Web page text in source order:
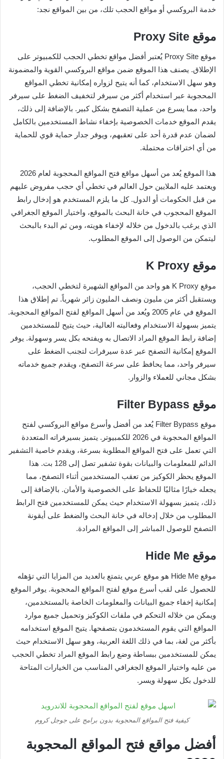
خدمة البروكسي أو مواقع الحجب تلك، من بين المواقع نجد:
موقع Proxy Site
موقع Proxy Site يُعتبر أفضل مواقع تخطي الحجب للكمبيوتر على
الإطلاق. يصنف هذا الموقع ضمن مواقع البروكسي القوية والمضمونة
وهو سهل الاستخدام، كما أنه يتيح لزواره إمكانية تخطي المواقع
المحجوبة عبر استخدام أكثر من سيرفر لتخفيف الضغط على سيرفر
واحد، مما يسرع من عملية التصفح بشكل كبير. بالإضافة إلى ذلك،
يقدم الموقع خدمات الخصوصية بإخفاء نشاط المستخدمين بالكامل
لضمان عدم قدرة أحد على تعقبهم، ويوفر جدار حماية قوي للحماية
من أي اختراقات محتملة.
هذا الموقع يُعد من أسهل مواقع فتح المواقع المحجوبة لعام 2026
ويعتمد عليه الملايين حول العالم في تخطي أي حجب مفروض عليهم
من قبل الحكومات أو الدول. كل ما يلزم المستخدم هو إدخال رابط
الموقع المحجوب في خانة البحث بالموقع، واختيار الموقع الجغرافي
الذي يرغب بالدخول من خلاله لإخفاء هويته، ومن ثم البدء بالبحث
ليتمكن من الوصول إلى الموقع المطلوب.
موقع K Proxy
موقع K Proxy هو واحد من المواقع الشهيرة لتخطي الحجب،
ويستقبل أكثر من مليون ونصف المليون زائر شهرياً. تم إطلاق هذا
الموقع في عام 2005 ويُعد من أسهل المواقع لفتح المواقع المحجوبة.
يتميز بسهولة الاستخدام وفعاليته العالية، حيث يتيح للمستخدمين
إضافة رابط الموقع المراد الاتصال به ويفتحه بكل يسر وسهولة. يوفر
الموقع إمكانية التصفح عبر عدة سيرفرات لتجنب الضغط على
سيرفر واحد، مما يحافظ على سرعة التصفح، ويقدم جميع خدماته
بشكل مجاني للعملاء والزوار.
موقع Filter Bypass
موقع Filter Bypass يُعد من أفضل وأسرع مواقع البروكسي لفتح
المواقع المحجوبة في 2026 للكمبيوتر. يتميز بسيرفراته المتعددة
التي تعمل على فتح المواقع المطلوبة بسرعة، ويقدم خاصية التشفير
الدائم للمعلومات والبيانات بقوة تشفير تصل إلى 128 بت. هذا
الموقع يحظر الكوكيز من تعقب المستخدمين أثناء التصفح، مما
يجعله خيارًا مثاليًا للحفاظ على الخصوصية والأمان. بالإضافة إلى
ذلك، يتميز بسهولة الاستخدام حيث يمكن للمستخدمين فتح الرابط
المطلوب من خلال إدخاله في خانة البحث والضغط على أيقونة
التصفح للوصول المباشر إلى المواقع المرادة.
موقع Hide Me
موقع Hide Me هو موقع عربي يتمتع بالعديد من المزايا التي تؤهله
للحصول على لقب أسرع موقع لفتح المواقع المحجوبة. يوفر الموقع
إمكانية إخفاء جميع البيانات والمعلومات الخاصة بالمستخدمين،
ويمكن من خلاله التحكم في ملفات الكوكيز وتحميل جميع موارد
المواقع التي يقوم المستخدمون بتصفحها. يتيح الموقع استخدامه
بأكثر من لغة، بما في ذلك اللغة العربية، وهو سهل الاستخدام حيث
يمكن للمستخدمين ببساطة وضع رابط الموقع المراد تخطي الحجب
من عليه واختيار الموقع الجغرافي المناسب من الخيارات المتاحة
للدخول بكل سهولة ويسر.
كيفية فتح المواقع المحجوبة بدون برامج على جوجل كروم
أفضل مواقع فتح المواقع المحجوبة